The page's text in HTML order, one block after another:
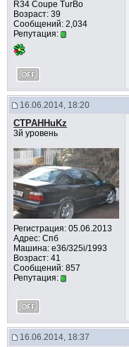
R34 Coupe TurBo
Возраст: 39
Сообщений: 2,034
Репутация:
16.06.2014, 18:20
CTPAHHuKz
3й уровень
Регистрация: 05.06.2013
Адрес: Спб
Машина: e36/325i/1993
Возраст: 41
Сообщений: 857
Репутация:
16.06.2014, 18:37